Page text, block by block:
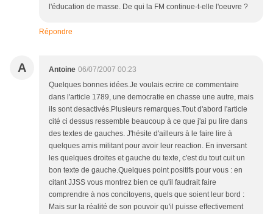
l'éducation de masse. De qui la FM continue-t-elle l'oeuvre ?
Répondre
A Antoine 06/07/2007 00:23
Quelques bonnes idées.Je voulais ecrire ce commentaire
dans l'article 1789, une democratie en chasse une autre, mais
ils sont desactivés.Plusieurs remarques.Tout d'abord l'article
cité ci dessus ressemble beaucoup à ce que j'ai pu lire dans
des textes de gauches. J'hésite d'ailleurs à le faire lire à
quelques amis militant pour avoir leur reaction. En inversant
les quelques droites et gauche du texte, c'est du tout cuit un
bon texte de gauche.Quelques point positifs pour vous : en
citant JJSS vous montrez bien ce qu'il faudrait faire
comprendre à nos concitoyens, quels que soient leur bord :
Mais sur la réalité de son pouvoir qu'il puisse effectivement